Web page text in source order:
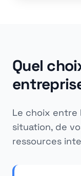
Quel
Le choix entre
situation, de
ressources